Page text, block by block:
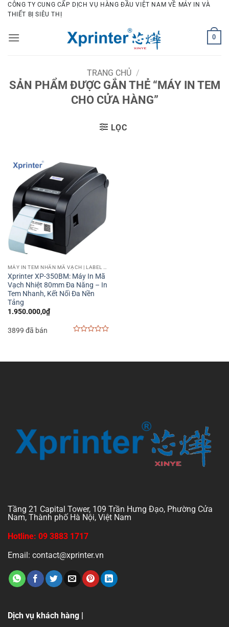
Bỏ
qua
dung
CÔNG TY CUNG CẤP DỊCH VỤ HÀNG ĐẦU VIỆT NAM VỀ MÁY IN VÀ
THIẾT BỊ SIÊU THỊ
0
TRANG CHỦ /
SẢN PHẨM ĐƯỢC GẮN THẺ “MÁY IN TEM
CHO CỬA HÀNG”
LỌC
Xprinter XP-350BM: Máy In Mã
Vạch Nhiệt 80mm Đa Năng – In
Tem Nhanh, Kết Nối Đa Nền
Tảng
1.950.000,0₫
3899 đã bán
5
Tầng 21 Capital Tower, 109 Trần Hưng Đạo, Phường Cửa
Nam, Thành phố Hà Nội, Việt Nam
Hotline: 09 3883 1717
Email: contact@xprinter.vn
Dịch vụ khách hàng |